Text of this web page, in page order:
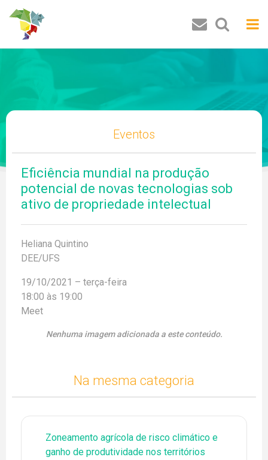
Buscar
Eventos
Eficiência mundial na produção
potencial de novas tecnologias sob
ativo de propriedade intelectual
Heliana Quintino
DEE/UFS
19/10/2021 – terça-feira
18:00 às 19:00
Meet
Nenhuma imagem adicionada a este conteúdo.
Na mesma categoria
Zoneamento agrícola de risco climático e
ganho de produtividade nos territórios